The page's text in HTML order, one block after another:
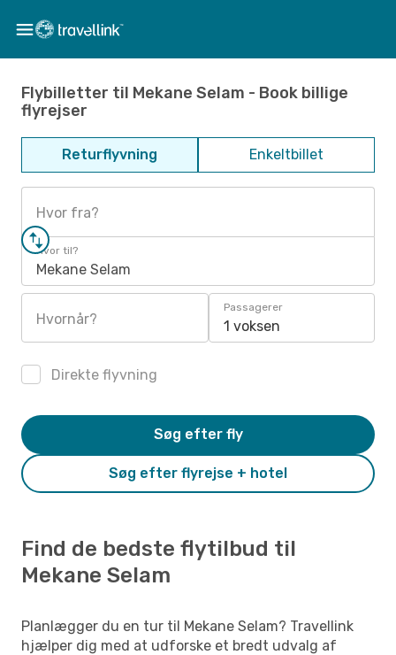
Flybilletter til Mekane Selam - Book billige
flyrejser
Returflyvning Enkeltbillet
Hvor fra?
Hvor til?
Mekane Selam
Hvornår?
Passagerer
1 voksen
Direkte flyvning
Søg efter flyrejse + hotel
Søg efter fly
Find de bedste flytilbud til
Mekane Selam
Planlægger du en tur til Mekane Selam? Travellink
hjælper dig med at udforske et bredt udvalg af